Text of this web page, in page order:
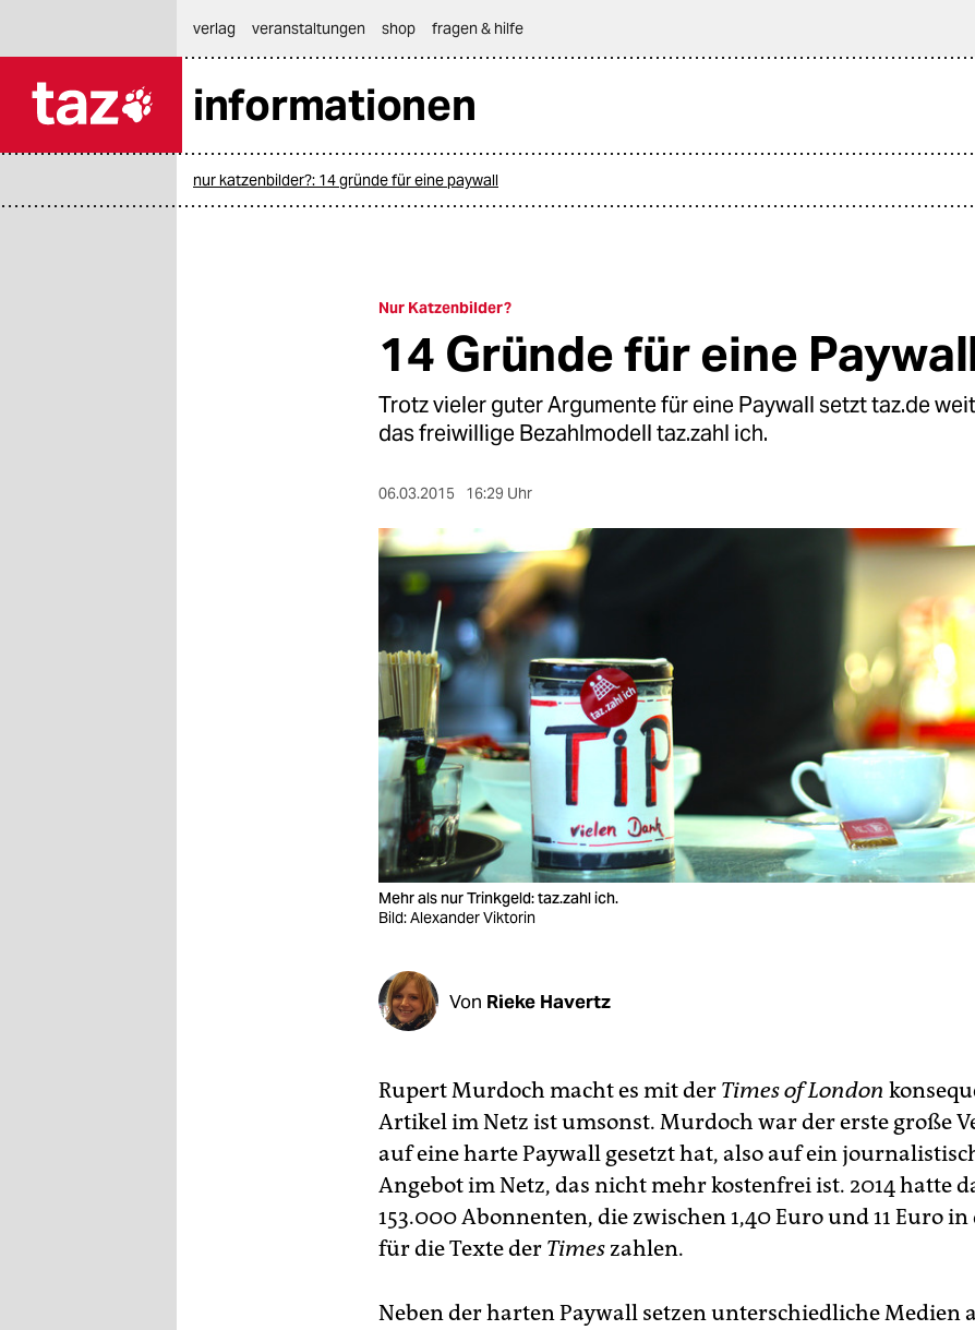
themen
verlag
veranstaltungen shop fragen & hilfe
informationen
nur katzenbilder?: 14 gründe für eine paywall
Nur Katzenbilder?
14 Gründe für eine
Trotz vieler guter Argumente für eine Paywall setzt taz.de
das freiwillige Bezahlmodell taz.zahl ich.
06.03.2015 16:29 Uhr
Mehr als nur Trinkgeld: taz.zahl ich.
Bild: Alexander Viktorin
Von Rieke Havertz
Rupert Murdoch macht es mit der Times of London
Artikel im Netz ist umsonst. Murdoch war der erste große
auf eine harte Paywall gesetzt hat, also auf ein
Angebot im Netz, das nicht mehr kostenfrei ist. 2014 hatte
153.000 Abonnenten, die zwischen 1,40 Euro und 11 Euro in
für die Texte der Times zahlen.
Neben der harten Paywall setzen unterschiedliche Medien